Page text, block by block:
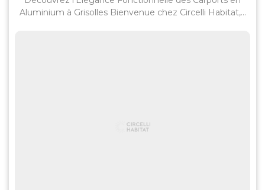
Aluminium à Grisolles Bienvenue chez Circelli Habitat,...